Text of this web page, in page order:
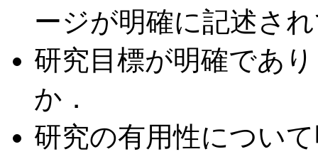
ージが明確に記述さ
研究目標が明確であ
か．
研究の有用性につい